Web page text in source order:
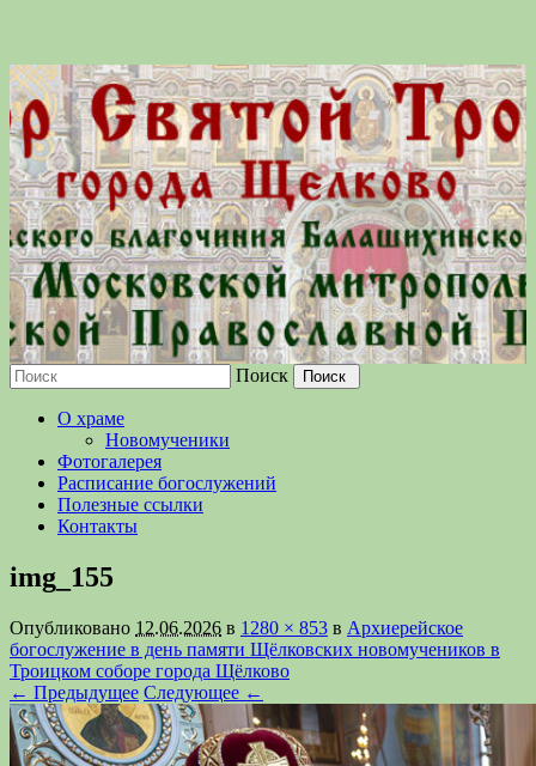
Православной Церкви
Поиск
О храме
Новомученики
Фотогалерея
Расписание богослужений
Полезные ссылки
Контакты
img_155
Опубликовано 12.06.2026 в 1280 × 853 в Архиерейское
богослужение в день памяти Щёлковских новомучеников в
Троицком соборе города Щёлково
← Предыдущее Следующее ←